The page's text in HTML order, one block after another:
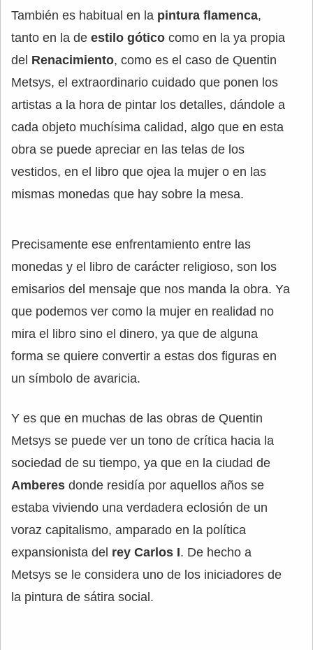
También es habitual en la pintura flamenca,
tanto en la de estilo gótico como en la ya propia
del Renacimiento, como es el caso de Quentin
Metsys, el extraordinario cuidado que ponen los
artistas a la hora de pintar los detalles, dándole a
cada objeto muchísima calidad, algo que en esta
obra se puede apreciar en las telas de los
vestidos, en el libro que ojea la mujer o en las
mismas monedas que hay sobre la mesa.
Precisamente ese enfrentamiento entre las
monedas y el libro de carácter religioso, son los
emisarios del mensaje que nos manda la obra. Ya
que podemos ver como la mujer en realidad no
mira el libro sino el dinero, ya que de alguna
forma se quiere convertir a estas dos figuras en
un símbolo de avaricia.
Y es que en muchas de las obras de Quentin
Metsys se puede ver un tono de crítica hacia la
sociedad de su tiempo, ya que en la ciudad de
Amberes donde residía por aquellos años se
estaba viviendo una verdadera eclosión de un
voraz capitalismo, amparado en la política
expansionista del rey Carlos I. De hecho a
Metsys se le considera uno de los iniciadores de
la pintura de sátira social.